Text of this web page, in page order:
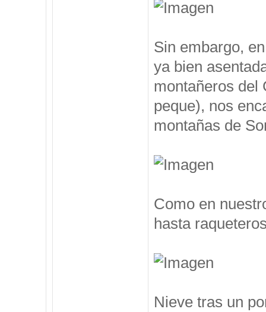
Sin embargo,
ya bien
montañeros del
peque), nos
montañas de
Como en
hasta
Nieve tras un